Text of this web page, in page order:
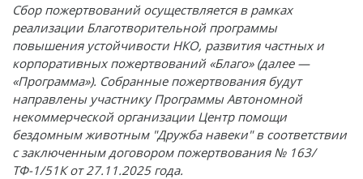
Сбор пожертвований осуществляется в рамках
реализации Благотворительной программы
повышения устойчивости НКО, развития частных и
корпоративных пожертвований «Благо» (далее —
«Программа»). Собранные пожертвования будут
направлены участнику Программы Автономной
некоммерческой организации Центр помощи
бездомным животным "Дружба навеки" в соответствии
с заключенным договором пожертвования № 163/
ТФ-1/51К от 27.11.2025 года.